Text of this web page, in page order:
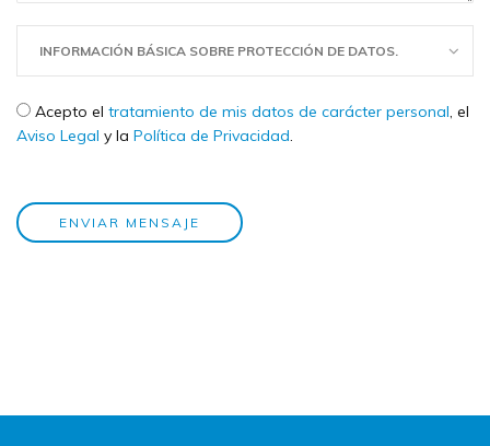
INFORMACIÓN BÁSICA SOBRE PROTECCIÓN DE DATOS.
Check legal *
Acepto el tratamiento de mis datos de carácter personal, el
Aviso Legal y la Política de Privacidad.
ENVIAR MENSAJE